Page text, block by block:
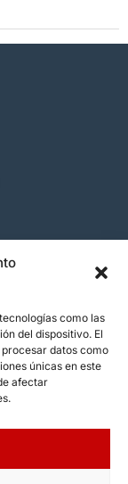
como las
del dispositivo. El
datos como
únicas en este
afectar